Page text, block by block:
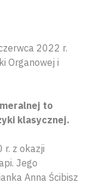
2022 r.
Organowej i
to
klasycznej.
r. z okazji
Jego
Anna Ścibisz